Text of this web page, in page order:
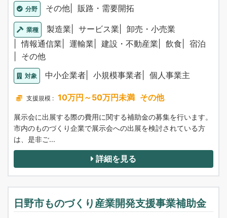
分野 その他 販路・需要開拓
業種 製造業 サービス業
卸売・小売業
情報通信業
運輸業 建設・不動産業 飲食
宿泊
その他
対象 中小企業者 小規模事業者 個人事業主
支援規模 : 10万円～50万円未満 その他
展示会に出展する際の費用に関する補助金の募集を行います。
市内のものづくり企業で展示会への出展を検討されている方
は、是非ご...
詳細を見る
日野市ものづくり産業開発支援事業補助金